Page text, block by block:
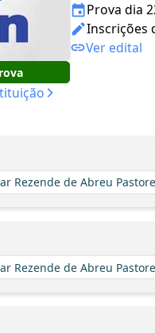
Prova dia
Inscrições
Ver edital
Rezende de Abreu Pastore
Rezende de Abreu Pastore